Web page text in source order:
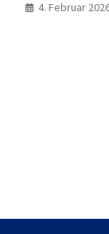
4. Februar